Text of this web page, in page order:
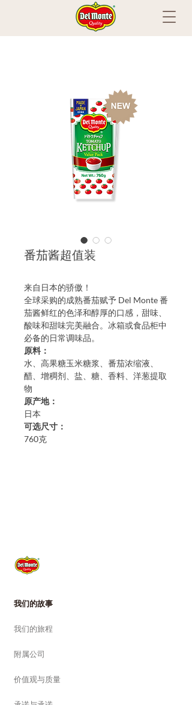
番茄酱超值装
来自日本的骄傲！
全球采购的成熟番茄赋予 Del Monte 番
茄酱鲜红的色泽和醇厚的口感，甜味、
酸味和甜味完美融合。冰箱或食品柜中
必备的日常调味品。
原料：
水、高果糖玉米糖浆、番茄浓缩液、
醋、增稠剂、盐、糖、香料、洋葱提取
物
原产地：
日本
可选尺寸：
760克
我们的故事
我们的旅程
附属公司
价值观与质量